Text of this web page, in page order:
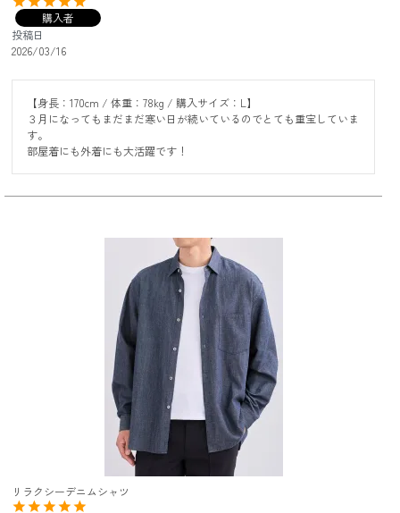
購入者
投稿日
2026/03/16
【身長：170cm / 体重：78kg / 購入サイズ：L】
３月になってもまだまだ寒い日が続いているのでとても重宝していま
す。
部屋着にも外着にも大活躍です！
リラクシーデニムシャツ